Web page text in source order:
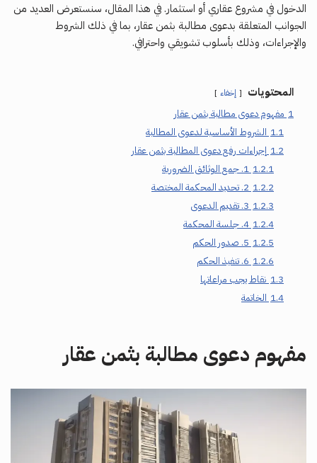
الدخول في مشروع عقاري أو استثمار. في هذا المقال، سنستعرض العديد من
الجوانب المتعلقة بدعوى مطالبة بثمن عقار، بما في ذلك الشروط
والإجراءات، وذلك بأسلوب تشويقي واحترافي.
المحتويات إخفاء
1 مفهوم دعوى مطالبة بثمن عقار
1.1 الشروط الأساسية لدعوى المطالبة
1.2 إجراءات رفع دعوى المطالبة بثمن عقار
1.2.1 1. جمع الوثائق الضرورية
1.2.2 2. تحديد المحكمة المختصة
1.2.3 3. تقديم الدعوى
1.2.4 4. جلسة المحكمة
1.2.5 5. صدور الحكم
1.2.6 6. تنفيذ الحكم
1.3 نقاط يجب مراعاتها
1.4 الخاتمة
مفهوم دعوى مطالبة بثمن عقار